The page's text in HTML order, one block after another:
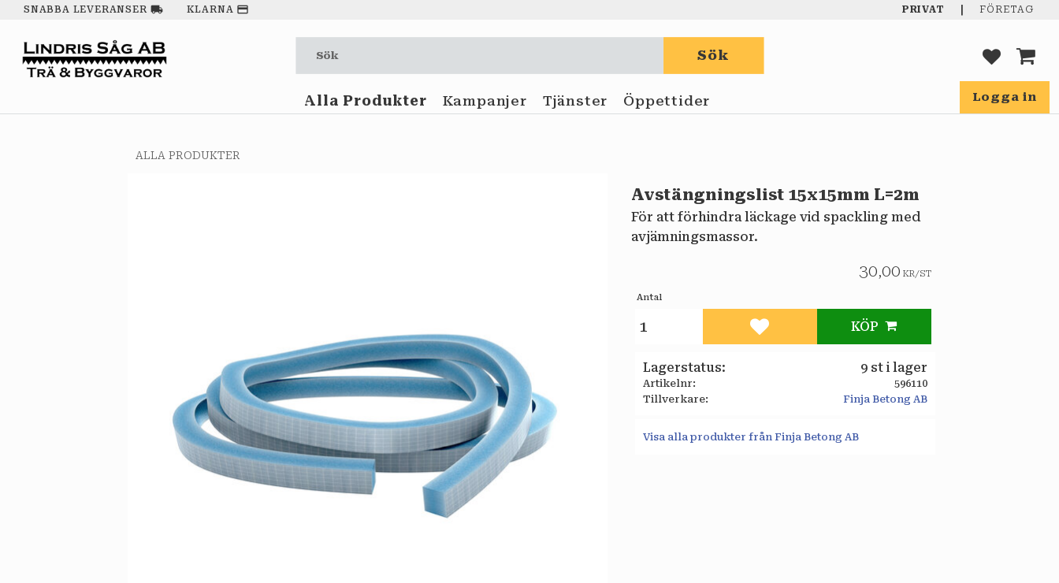
SNABBA LEVERANSER local_shipping KLARNA payment PRIVAT FÖRETAG
Logga in
Sök
Alla Produkter Kampanjer Tjänster Öppettider
ALLA PRODUKTER
Avstängningslist 15x15mm L=2m
För att förhindra läckage vid spackling med
avjämningsmassor.
30,00 KR/ST
Antal
KÖP
Lägg till i favoriter
Lagerstatus 9 st i lager
Artikelnr
596110
Tillverkare
Finja Betong AB
Visa alla produkter från Finja Betong AB